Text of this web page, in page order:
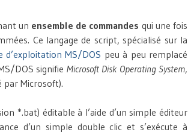
un ensemble de commandes qui une fois
Ce langage de script, spécialisé sur la
d’exploitation MS/DOS peu à peu remplacé
DOS signifie Microsoft Disk Operating System,
par Microsoft).
*.bat) éditable à l’aide d’un simple éditeur
d’un simple double clic et s’exécute à